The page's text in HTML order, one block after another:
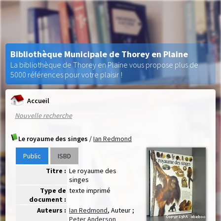
Accueil
Nouvelle recherche
Le royaume des singes /Ian Redmond
Public
ISBD
Titre : Le royaume des
singes
Type de
document :
texte imprimé
Auteurs : Ian Redmond, Auteur ;
Peter Anderson
Bibliothèque Municipale de Thorey en Plaine
La bibliothèque de Thorey en Plaine vous propose plus de
5000 références pour votre plaisir !